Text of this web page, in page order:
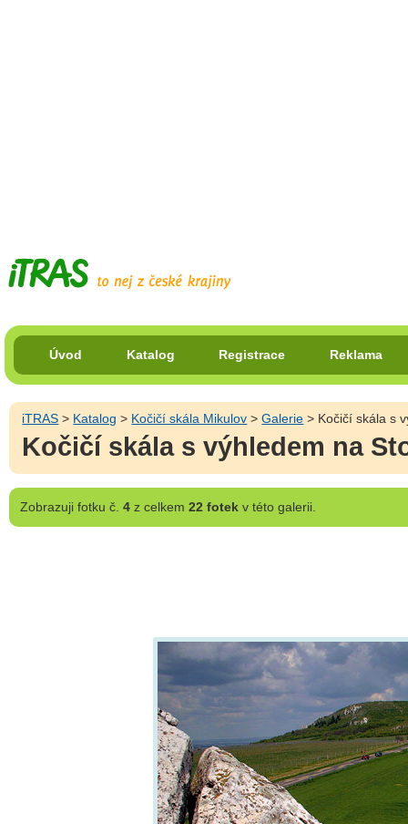
Úvod Katalog Registrace Reklama
iTRAS > Katalog > Kočičí skála Mikulov >Galerie > Kočičí skála s
Kočičí skála s výhledem na
Zobrazujifotku č. 4z celkem 22 fotekv této galerii.